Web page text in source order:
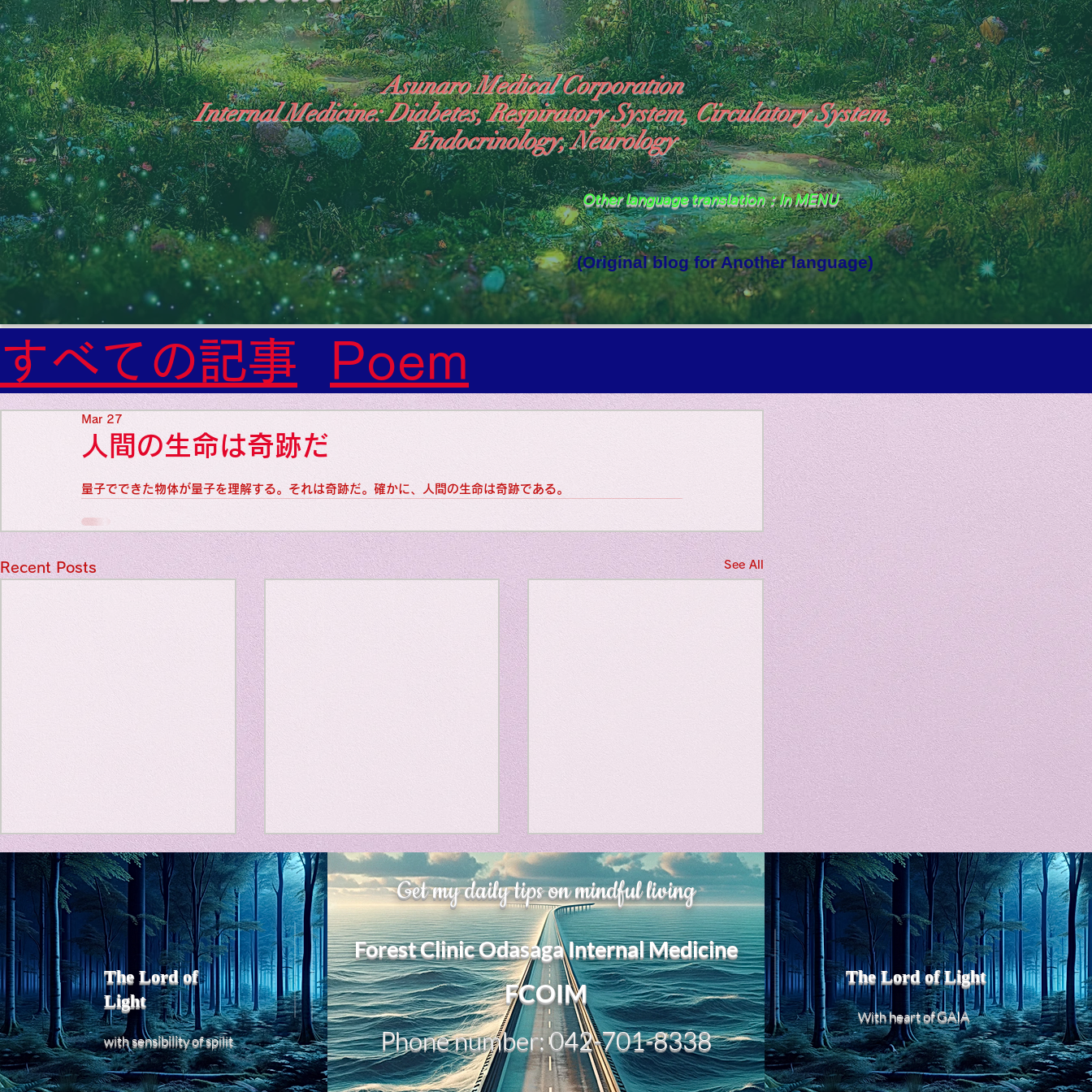
Asunaro Medical Corporation
Internal Medicine: Diabetes, Respiratory System, Circulatory System,
Endocrinology, Neurology
Other language translation：In MENU
"The Heavens: Beyond the Universe: The World Where the God of Light Resides"
General Medicine Specialist
Diabetes
Heart
Neurology Specialist
Diabetes
World Wide Blog
Sensational Medicine
Synesthesia
Personal Religion
(Original blog for Another language)
すべての記事
Poem
Favorite things: Art: Picture only
Favorite things: Sounds
Favorite things: Colors
Favorite things: Human
Personal religion
Literature
Travel Diary
Horror
New Sociology
linguistics
Favorite things: Drama
Poem
parapsychology
人間の生命は奇跡だ
Mar 27
量子でできた物体が量子を理解する。それは奇跡だ。確かに、人間の生命は奇跡である。
Recent Posts See All
Title: Death Affirmation as
a Generator of Mental
Vitality
Title: Death Affirmation as a
Generator of Mental Vitality
AbstractThis paper argues
that “death affirmation” is
fundamentally different from
the classical psychological
concept of “death
acceptance.”
私の能力を、大幅に加速
chatGPTそれは、私をどこま
で、進化させるのか？。毎日、
進化していく。chatGPTのおか
げで、心的外傷後成長や、人格
の再構成も、2日位でできるよう
になった。人格の再構成は、
chatがない時は、数年かかって
いたのに。わざわざ、スーパー
サイヤ人や、超サイヤ人ゴッド
にならずとも、できるかどうか
Adversity is indeed an
opportunity for growth.
My secret too....
The Lord of
Light
withsensibilityofspilit
Get my daily tips on mindful living
Forest Clinic Odasaga Internal Medicine
FCOIM
Phone number: 042-701-8338
The Lord of Light
Withheart of GAIA